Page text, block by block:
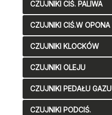
CZUJNIKI CIŚ. PALIWA
CZUJNIKI CIŚ.W OPONA
CZUJNIKI KLOCKÓW
CZUJNIKI OLEJU
CZUJNIKI PEDAŁU GAZU
CZUJNIKI PODCIŚ.